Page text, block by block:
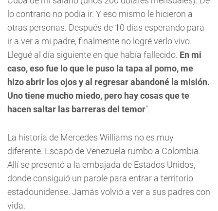
lo contrario no podía ir. Y eso mismo le hicieron a
otras personas. Después de 10 días esperando para
ir a ver a mi padre, finalmente no logré verlo vivo.
Llegué al día siguiente en que había fallecido. En mi
caso, eso fue lo que le puso la tapa al pomo, me
hizo abrir los ojos y al regresar abandoné la misión.
Uno tiene mucho miedo, pero hay cosas que te
hacen saltar las barreras del temor".
La historia de Mercedes Williams no es muy
diferente. Escapó de Venezuela rumbo a Colombia.
Allí se presentó a la embajada de Estados Unidos,
donde consiguió un parole para entrar a territorio
estadounidense. Jamás volvió a ver a sus padres con
vida.